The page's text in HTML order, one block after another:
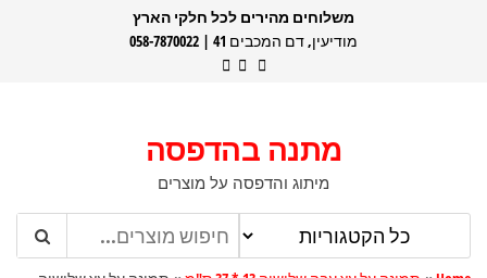
משלוחים מהירים לכל חלקי הארץ
מודיעין, דם המכבים 41 | 058-7870022
מתנה בהדפסה
מיתוג והדפסה על מוצרים